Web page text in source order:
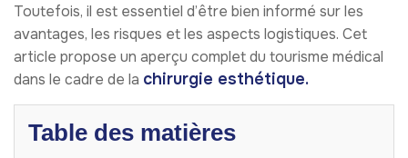
Toutefois, il est essentiel d’être bien informé sur les
avantages, les risques et les aspects logistiques. Cet
article propose un aperçu complet du tourisme médical
dans le cadre de la chirurgie esthétique.
Table des matières